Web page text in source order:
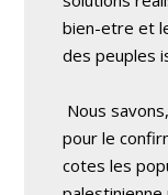
bien-etre et
des peuples
Nous
pour le
cotes les